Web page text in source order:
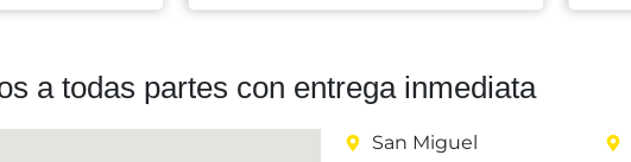
a todas partes con entrega inmediata
San Miguel